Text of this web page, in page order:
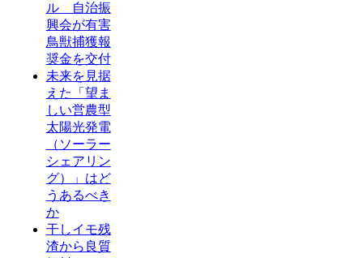
ル 自治振
興会が有害
鳥獣捕獲報
奨金を交付
未来を見据
えた「望ま
しい営農型
太陽光発電
（ソーラー
シェアリン
グ）」はど
うあるべき
か
干しイモ残
渣から良質